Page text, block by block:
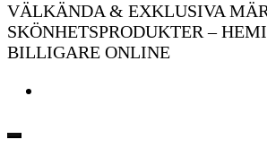
VÄLKÄNDA & EXKLUSIVA
SKÖNHETSPRODUKTER –
BILLIGARE ONLINE